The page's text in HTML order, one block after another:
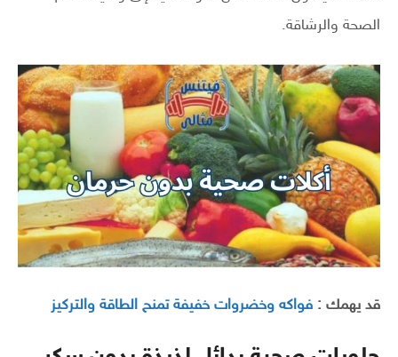
الصحة والرشاقة.
قد يهمك : فواكه وخضروات خفيفة تمنح الطاقة والتركيز